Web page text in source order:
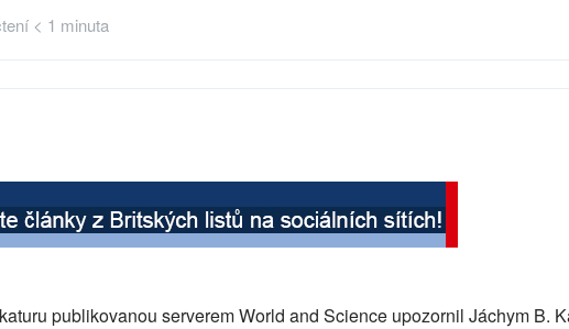
< 1 minuta
publikovanou serverem World and Science upozornil Jáchym B.